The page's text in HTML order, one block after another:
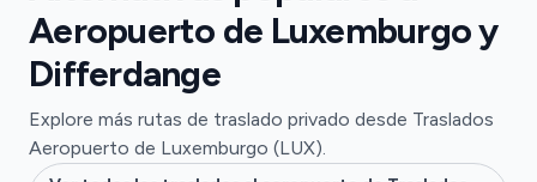
Aeropuerto de Luxemburgo y
Differdange
Explore más rutas de traslado privado desde Traslados
Aeropuerto de Luxemburgo (LUX).